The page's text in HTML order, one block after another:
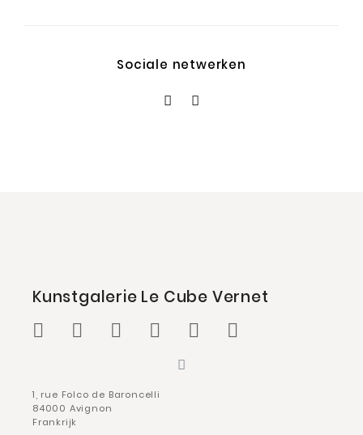
Sociale netwerken
Kunstgalerie Le Cube Vernet
1, rue Folco de Baroncelli
84000 Avignon
Frankrijk